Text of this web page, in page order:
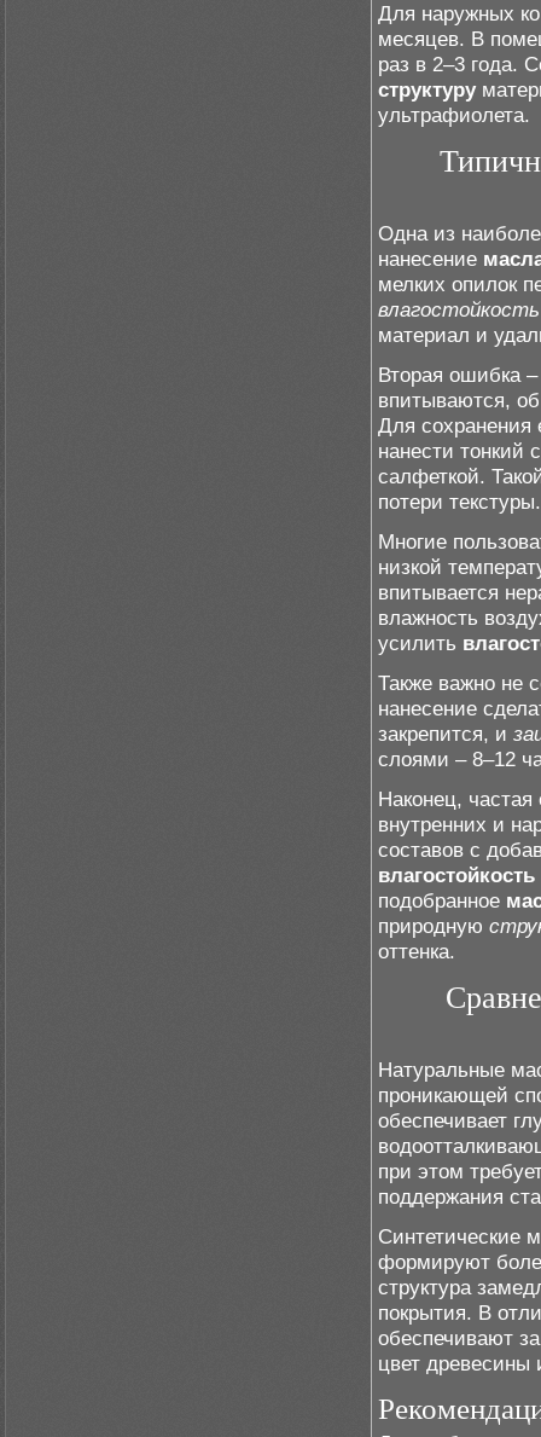
Для наружных
месяцев. В
раз в 2–3 года.
структуру
ультрафиолета.
Одна из
нанесение
мелких опилок
влагостойкость
материал и
Вторая ошибка
впитываются,
Для сохранения
нанести тонкий
салфеткой.
потери текстуры.
Многие
низкой
впитывается
влажность
усилить
Также важно не
нанесение
закрепится, и
слоями – 8–12
Наконец,
внутренних и
составов с
влагостойкость
подобранное
природную
оттенка.
Натуральные
проникающей
обеспечивает
при этом
поддержания
Синтетические
формируют
структура
покрытия. В
обеспечивают
цвет древесины